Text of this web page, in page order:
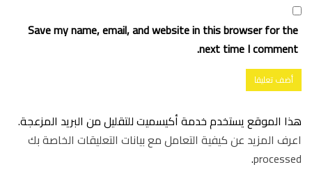
Save my name, email, and website in this browser for the
next time I comment.
هذا الموقع يستخدم خدمة أكيسميت للتقليل من البريد المزعجة.
اعرف المزيد عن كيفية التعامل مع بيانات التعليقات الخاصة بك
processed
.